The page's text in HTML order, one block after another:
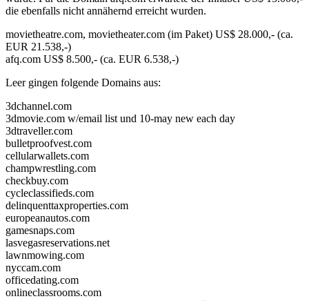
die ebenfalls nicht annähernd erreicht wurden.
movietheatre.com, movietheater.com (im Paket) US$ 28.000,- (ca.
EUR 21.538,-)
afq.com US$ 8.500,- (ca. EUR 6.538,-)
Leer gingen folgende Domains aus:
3dchannel.com
3dmovie.com w/email list und 10-may new each day
3dtraveller.com
bulletproofvest.com
cellularwallets.com
champwrestling.com
checkbuy.com
cycleclassifieds.com
delinquenttaxproperties.com
europeanautos.com
gamesnaps.com
lasvegasreservations.net
lawnmowing.com
nyccam.com
officedating.com
onlineclassrooms.com